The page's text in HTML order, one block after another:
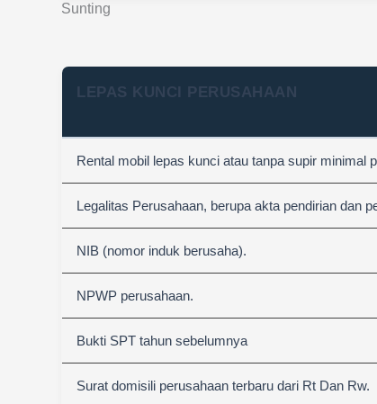
Sunting
LEPAS KUNCI PERUSAHAAN
Rental mobil lepas kunci atau tanpa supir minimal
Legalitas Perusahaan, berupa akta pendirian dan
NIB (nomor induk berusaha).
NPWP perusahaan.
Bukti SPT tahun sebelumnya
Surat domisili perusahaan terbaru dari Rt Dan Rw.